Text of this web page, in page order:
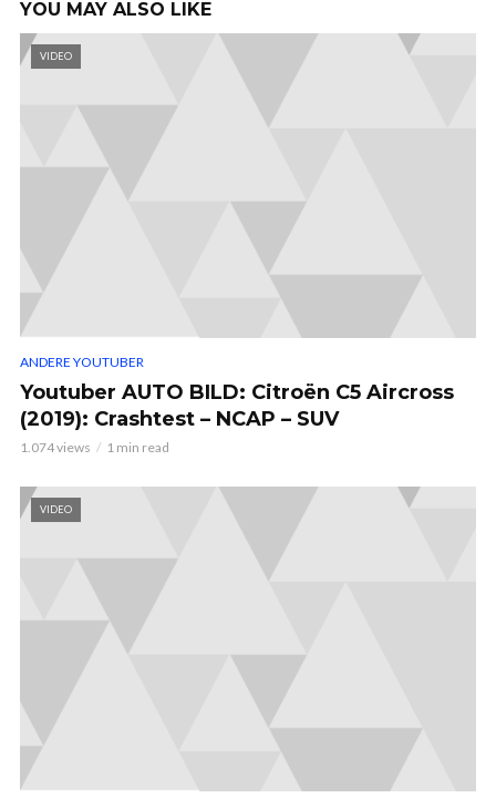
YOU MAY ALSO LIKE
VIDEO
ANDERE YOUTUBER
Youtuber AUTO BILD: Citroën C5 Aircross
(2019): Crashtest – NCAP – SUV
1.074 views 1 min read
VIDEO